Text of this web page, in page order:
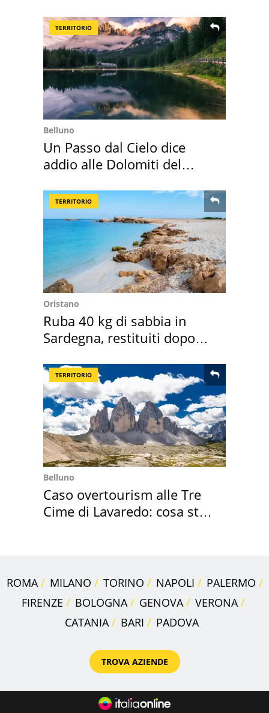
TERRITORIO
Belluno
Un Passo dal Cielo dice
addio alle Dolomiti del
TERRITORIO
Oristano
Ruba 40 kg di sabbia in
Sardegna, restituiti dopo
TERRITORIO
Belluno
Caso overtourism alle Tre
Cime di Lavaredo: cosa sta
ROMA MILANO TORINO NAPOLI
PALERMO
FIRENZE
BOLOGNA GENOVA
VERONA
CATANIA
BARI PADOVA
TROVA AZIENDE